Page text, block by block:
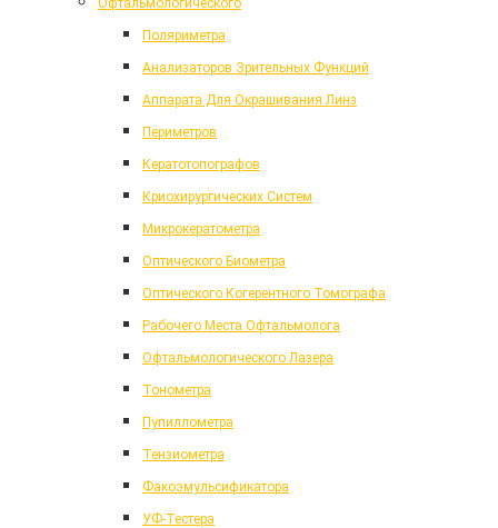
Офтальмологического
Поляриметра
Анализаторов Зрительных Функций
Аппарата Для Окрашивания Линз
Периметров
Кератотопографов
Криохирургических Систем
Микрокератометра
Оптического Биометра
Оптического Когерентного Томографа
Рабочего Места Офтальмолога
Офтальмологического Лазера
Тонометра
Пупиллометра
Тензиометра
Факоэмульсификатора
УФ-Тестера